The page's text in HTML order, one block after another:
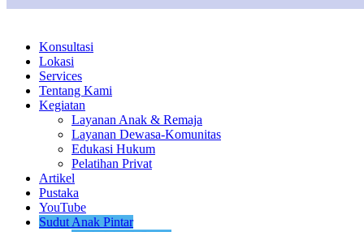
Konsultasi
Lokasi
Services
Tentang Kami
Kegiatan
Layanan Anak & Remaja
Layanan Dewasa-Komunitas
Edukasi Hukum
Pelatihan Privat
Artikel
Pustaka
YouTube
Sudut Anak Pintar